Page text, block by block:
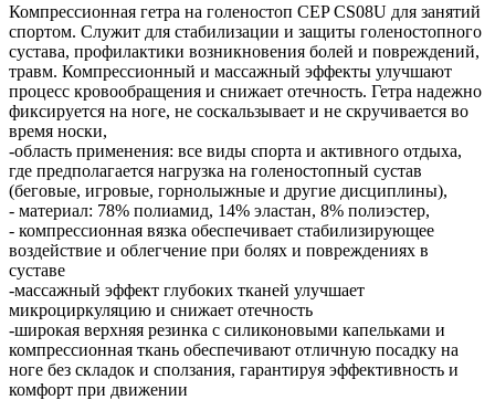
Компрессионная гетра на голеностоп CEP CS08U для занятий
спортом. Служит для стабилизации и защиты голеностопного
сустава, профилактики возникновения болей и повреждений,
травм. Компрессионный и массажный эффекты улучшают
процесс кровообращения и снижает отечность. Гетра надежно
фиксируется на ноге, не соскальзывает и не скручивается во
время носки,
-область применения: все виды спорта и активного отдыха,
где предполагается нагрузка на голеностопный сустав
(беговые, игровые, горнолыжные и другие дисциплины),
- материал: 78% полиамид, 14% эластан, 8% полиэстер,
- компрессионная вязка обеспечивает стабилизирующее
воздействие и облегчение при болях и повреждениях в
суставе
-массажный эффект глубоких тканей улучшает
микроциркуляцию и снижает отечность
-широкая верхняя резинка с силиконовыми капельками и
компрессионная ткань обеспечивают отличную посадку на
ноге без складок и сползания, гарантируя эффективность и
комфорт при движении